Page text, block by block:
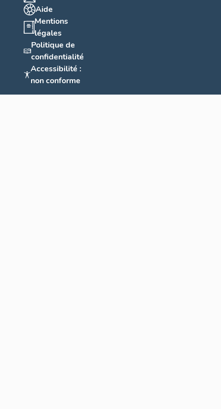
Aide
Mentions
légales
Politique de
confidentialité
Accessibilité :
non conforme